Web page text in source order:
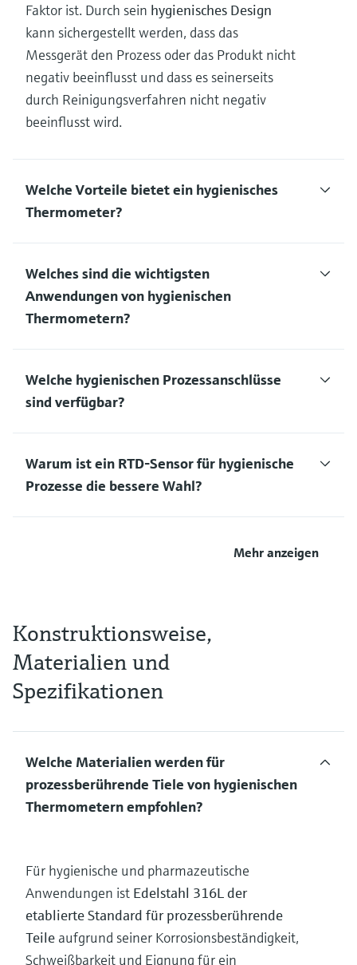
Faktor ist. Durch sein hygienisches Design
kann sichergestellt werden, dass das
Messgerät den Prozess oder das Produkt nicht
negativ beeinflusst und dass es seinerseits
durch Reinigungsverfahren nicht negativ
beeinflusst wird.
Welche Vorteile bietet ein hygienisches
Thermometer?
Welches sind die wichtigsten
Anwendungen von hygienischen
Thermometern?
Welche hygienischen Prozessanschlüsse
sind verfügbar?
Warum ist ein RTD-Sensor für hygienische
Prozesse die bessere Wahl?
Mehr anzeigen
Konstruktionsweise,
Materialien und
Spezifikationen
Welche Materialien werden für
prozessberührende Tiele von hygienischen
Thermometern empfohlen?
Für hygienische und pharmazeutische
Anwendungen ist Edelstahl 316L der
etablierte Standard für prozessberührende
Teile aufgrund seiner Korrosionsbeständigkeit,
Schweißbarkeit und Eignung für ein